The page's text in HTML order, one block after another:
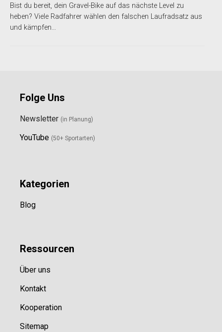
Bist du bereit, dein Gravel-Bike auf das nächste Level zu
heben? Viele Radfahrer wählen den falschen Laufradsatz aus
und kämpfen…
Folge Uns
Newsletter (in Planung)
YouTube (50+ Sportarten)
Kategorien
Blog
Ressourcen
Über uns
Kontakt
Kooperation
Sitemap